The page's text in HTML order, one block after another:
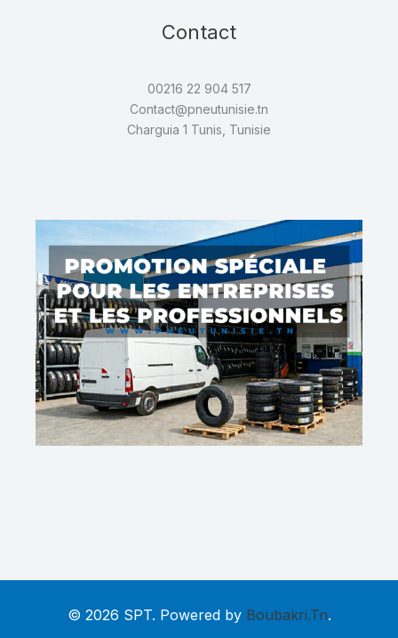
Contact
00216 22 904 517
Contact@pneutunisie.tn
Charguia 1 Tunis, Tunisie
© 2026 SPT. Powered by Boubakri.Tn.